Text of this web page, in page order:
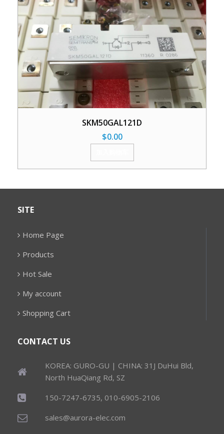
SKM50GAL121D
$0.00
SITE
Home Page
Products
Hot Sale
My account
Shopping Cart
CONTACT US
KOREA: GURO-GU | CHINA: 31J DuHui Bld,
North HuaQiang Rd, SZ
150-7247-6735, 010-6905-2106
sales@aurora-elec.com